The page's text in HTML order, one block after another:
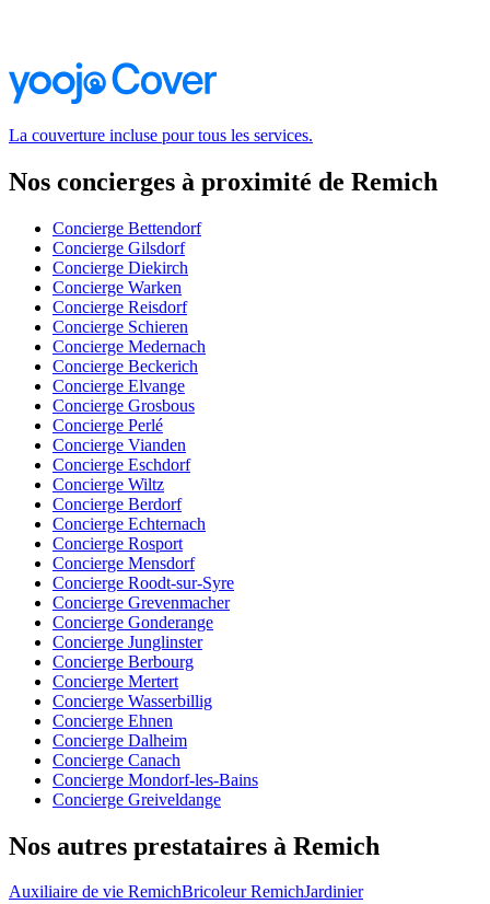
La couverture incluse pour tous les services.
Nos concierges à proximité de Remich
Concierge Bettendorf
Concierge Gilsdorf
Concierge Diekirch
Concierge Warken
Concierge Reisdorf
Concierge Schieren
Concierge Medernach
Concierge Beckerich
Concierge Elvange
Concierge Grosbous
Concierge Perlé
Concierge Vianden
Concierge Eschdorf
Concierge Wiltz
Concierge Berdorf
Concierge Echternach
Concierge Rosport
Concierge Mensdorf
Concierge Roodt-sur-Syre
Concierge Grevenmacher
Concierge Gonderange
Concierge Junglinster
Concierge Berbourg
Concierge Mertert
Concierge Wasserbillig
Concierge Ehnen
Concierge Dalheim
Concierge Canach
Concierge Mondorf-les-Bains
Concierge Greiveldange
Nos autres prestataires à Remich
Auxiliaire de vie RemichBricoleur RemichJardinier